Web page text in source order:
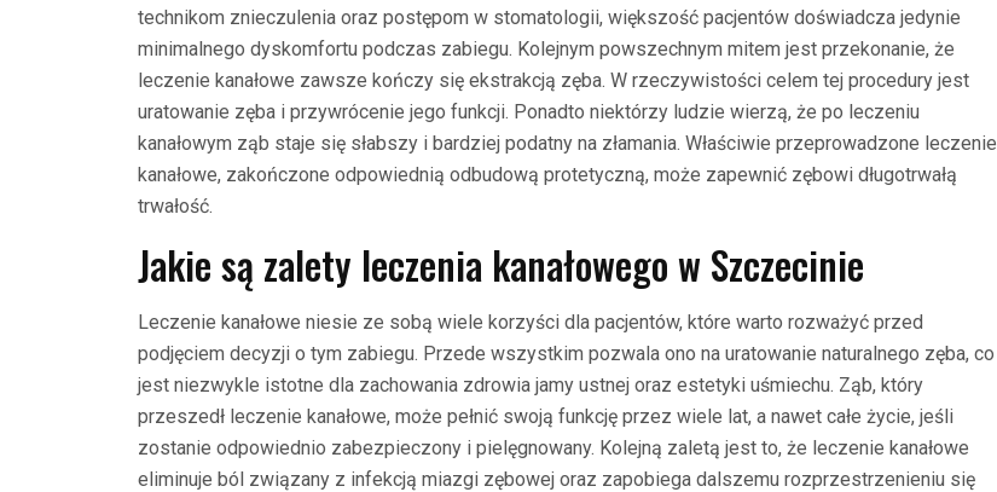
technikom znieczulenia oraz postępom w stomatologii, większość pacjentów doświadcza jedynie
minimalnego dyskomfortu podczas zabiegu. Kolejnym powszechnym mitem jest przekonanie, że
leczenie kanałowe zawsze kończy się ekstrakcją zęba. W rzeczywistości celem tej procedury jest
uratowanie zęba i przywrócenie jego funkcji. Ponadto niektórzy ludzie wierzą, że po leczeniu
kanałowym ząb staje się słabszy i bardziej podatny na złamania. Właściwie przeprowadzone leczenie
kanałowe, zakończone odpowiednią odbudową protetyczną, może zapewnić zębowi długotrwałą
trwałość.
Jakie są zalety leczenia kanałowego w Szczecinie
Leczenie kanałowe niesie ze sobą wiele korzyści dla pacjentów, które warto rozważyć przed
podjęciem decyzji o tym zabiegu. Przede wszystkim pozwala ono na uratowanie naturalnego zęba, co
jest niezwykle istotne dla zachowania zdrowia jamy ustnej oraz estetyki uśmiechu. Ząb, który
przeszedł leczenie kanałowe, może pełnić swoją funkcję przez wiele lat, a nawet całe życie, jeśli
zostanie odpowiednio zabezpieczony i pielęgnowany. Kolejną zaletą jest to, że leczenie kanałowe
eliminuje ból związany z infekcją miazgi zębowej oraz zapobiega dalszemu rozprzestrzenieniu się